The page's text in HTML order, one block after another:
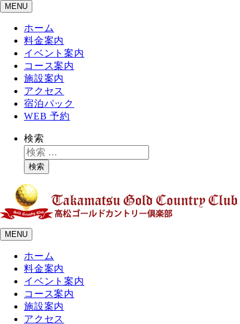
MENU
ホーム
料金案内
イベント案内
コース案内
施設案内
アクセス
宿泊パック
WEB 予約
検索
検索
MENU
ホーム
料金案内
イベント案内
コース案内
施設案内
アクセス